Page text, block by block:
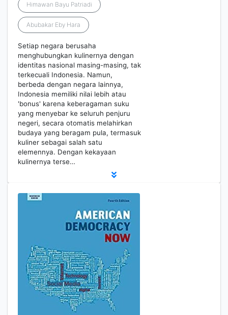
Himawan Bayu Patriadi
Abubakar Eby Hara
Setiap negara berusaha
menghubungkan kulinernya dengan
identitas nasional masing-masing, tak
terkecuali Indonesia. Namun,
berbeda dengan negara lainnya,
Indonesia memiliki nilai lebih atau
'bonus' karena keberagaman suku
yang menyebar ke seluruh penjuru
negeri, secara otomatis melahirkan
budaya yang beragam pula, termasuk
kuliner sebagai salah satu
elemennya. Dengan kekayaan
kulinernya terse…